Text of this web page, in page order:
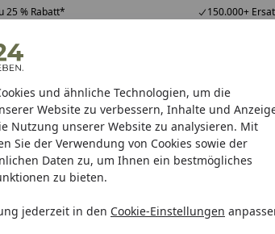
und ähnliche Technologien, um die
Website zu verbessern, Inhalte und
Nutzung unserer Website zu analysieren. Mit
Sie der Verwendung von Cookies sowie der
Daten zu, um Ihnen ein bestmögliches
zu bieten.
jederzeit in den Cookie-Einstellungen
25 % Rabatt* 150.000+
25.974 Bewertungen
Tipps & Tricks Suche
Aufbau von Pavillons oder Carports
Tipps zum Aufbau